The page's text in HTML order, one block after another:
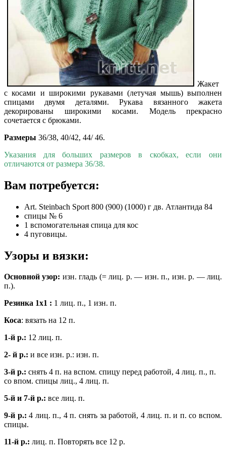
Жакет
с косами и широкими рукавами (летучая мышь) выполнен
спицами двумя деталями. Рукава вязанного жакета
декорированы широкими косами. Модель прекрасно
сочетается с брюками.
Размеры 36/38, 40/42, 44/ 46.
Указания для больших размеров в скобках, если они
отличаются от размера 36/38.
Вам потребуется:
Art. Steinbach Sport 800 (900) (1000) г дв. Атлантида 84
спицы № 6
1 вспомогательная спица для кос
4 пуговицы.
Узоры и вязки:
Основной узор: изн. гладь (= лиц. р. — изн. п., изн. р. — лиц.
п.).
Резинка 1х1 : 1 лиц. п., 1 изн. п.
Коса: вязать на 12 п.
1-й р.: 12 лиц. п.
2- й р.: и все изн. р.: изн. п.
3-й р.: снять 4 п. на вспом. спицу перед работой, 4 лиц. п., п.
со впом. спицы лиц., 4 лиц. п.
5-й и 7-й р.: все лиц. п.
9-й р.: 4 лиц. п., 4 п. снять за работой, 4 лиц. п. и п. со вспом.
спицы.
11-й р.: лиц. п. Повторять все 12 р.